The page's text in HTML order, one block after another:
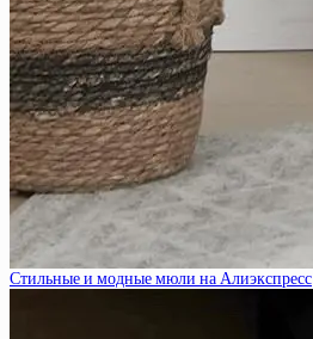
Стильные и модные мюли на Алиэкспресс